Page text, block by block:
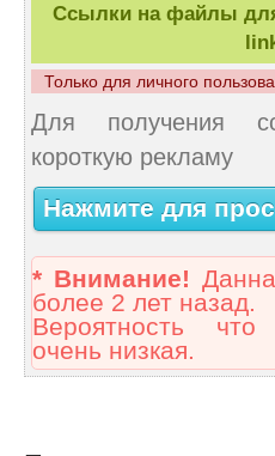
Ссылки на файлы для
Только для личного
Для получения
короткую рекламу
Нажмите для
* Внимание!
более 2 лет назад.
Вероятность
очень низкая.